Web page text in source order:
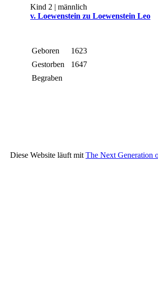
Kind 2 | männlich
v. Loewenstein zu Loewenstein Leo
Geboren
1623
Gestorben
1647
Begraben
Diese Website läuft mit The Next Generation